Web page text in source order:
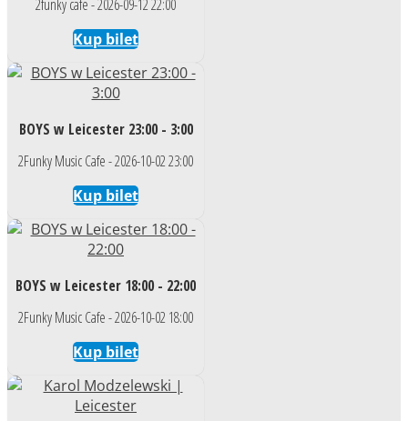
2funky cafe - 2026-09-12 22:00
Kup bilet
BOYS w Leicester 23:00 - 3:00
2Funky Music Cafe - 2026-10-02 23:00
Kup bilet
BOYS w Leicester 18:00 - 22:00
2Funky Music Cafe - 2026-10-02 18:00
Kup bilet